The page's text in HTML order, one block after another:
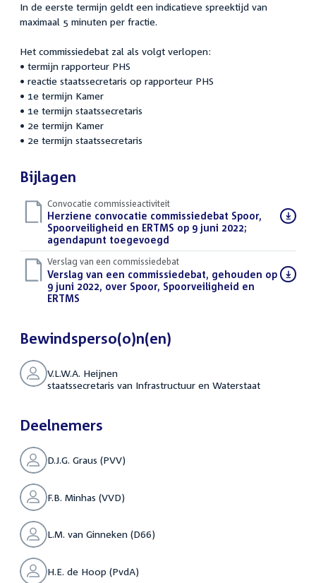
In de eerste termijn geldt een indicatieve spreektijd van
maximaal 5 minuten per fractie.
Het commissiedebat zal als volgt verlopen:
• termijn rapporteur PHS
• reactie staatssecretaris op rapporteur PHS
• 1e termijn Kamer
• 1e termijn staatssecretaris
• 2e termijn Kamer
• 2e termijn staatssecretaris
Bijlagen
Convocatie commissieactiviteit
Download
bestand:
Herziene convocatie commissiedebat Spoor,
Spoorveiligheid en ERTMS op 9 juni 2022;
agendapunt toegevoegd
Verslag van een commissiedebat
Download
bestand:
Verslag van een commissiedebat, gehouden op
9 juni 2022, over Spoor, Spoorveiligheid en
ERTMS
Bewindsperso(o)n(en)
V.L.W.A. Heijnen
staatssecretaris van Infrastructuur en Waterstaat
Deelnemers
D.J.G. Graus (PVV)
F.B. Minhas (VVD)
L.M. van Ginneken (D66)
H.E. de Hoop (PvdA)